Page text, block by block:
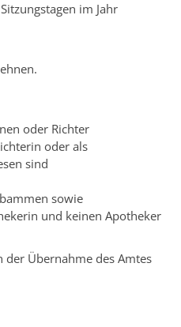
im Jahr
oder Richter
oder als
sind
sowie
und keinen Apotheker
der Übernahme des Amtes